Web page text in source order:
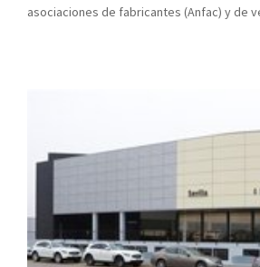
asociaciones de fabricantes (Anfac) y de